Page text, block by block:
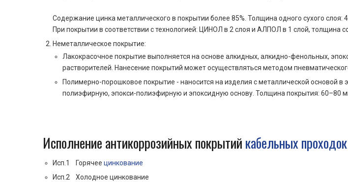
Содержание цинка металлического в покрытии более 85%. Толщина одного сухого слоя:
При покрытии в соответствии с технологией: ЦИНОЛ в 2 слоя и АЛПОЛ в 1 слой, толщина
Неметаллическое покрытие:
Лакокрасочное покрытие выполняется на основе алкидных, алкидно-фенольных,
растворителей. Нанесение покрытий может осуществляться методом
Полимерно-порошковое покрытие - наносится на изделия с металлической основой
полиэфирную, эпокси-полиэфирную и эпоксидную основу. Толщина покрытия: 60–80
Исполнение антикоррозийных покрытий кабельных проходок
Исп.1 Горячее цинкование
Исп.2 Холодное цинкование